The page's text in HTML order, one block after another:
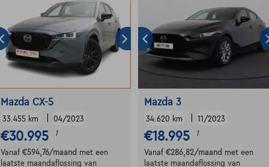
Mazda CX-5
33.455 km 04/2023
€30.995 1
Vanaf €594,76/maand met een
laatste maandaflossing van
Mazda 3
34.620 km 11/2023
€18.995 1
Vanaf €286,82/maand met een
laatste maandaflossing van